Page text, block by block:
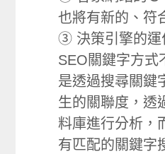
也將有新的、符
③ 決策引擎的運
SEO關鍵字方式
是透過搜尋關鍵
生的關聯度，透
料庫進行分析，
有匹配的關鍵字